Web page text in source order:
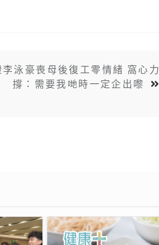
李泳豪喪母後復工零情緒 窩心力
撐：需要我哋時一定企出嚟